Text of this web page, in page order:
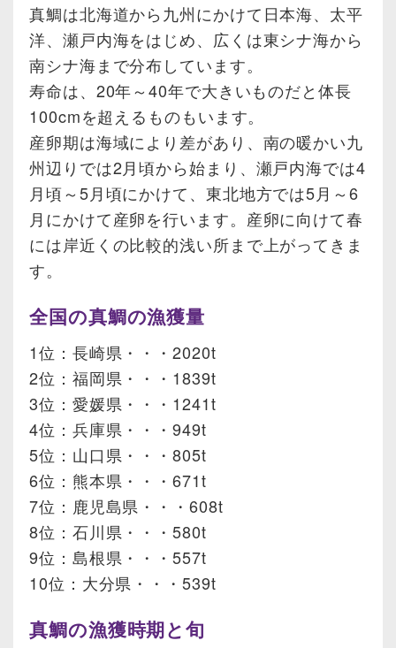
真鯛は北海道から九州にかけて日本海、太平
洋、瀬戸内海をはじめ、広くは東シナ海から
南シナ海まで分布しています。
寿命は、20年～40年で大きいものだと体長
100cmを超えるものもいます。
産卵期は海域により差があり、南の暖かい九
州辺りでは2月頃から始まり、瀬戸内海では4
月頃～5月頃にかけて、東北地方では5月～6
月にかけて産卵を行います。産卵に向けて春
には岸近くの比較的浅い所まで上がってきま
す。
全国の真鯛の漁獲量
1位：長崎県・・・2020t
2位：福岡県・・・1839t
3位：愛媛県・・・1241t
4位：兵庫県・・・949t
5位：山口県・・・805t
6位：熊本県・・・671t
7位：鹿児島県・・・608t
8位：石川県・・・580t
9位：島根県・・・557t
10位：大分県・・・539t
真鯛の漁獲時期と旬